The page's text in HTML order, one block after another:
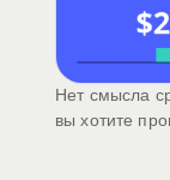
Нет смысла
вы хотите